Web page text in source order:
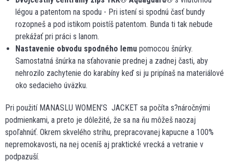
légou a patentom na spodu - Pri istení si spodnú časť bundy
rozopneš a pod istikom poistíš patentom. Bunda ti tak nebude
prekážať pri práci s lanom.
Nastavenie obvodu spodného lemu pomocou šnúrky.
Samostatná šnúrka na sťahovanie prednej a zadnej časti, aby
nehrozilo zachytenie do karabíny keď si ju pripínaš na materiálové
oko sedacieho úväzku.
Pri použití MANASLU WOMEN’S JACKET sa počíta s?náročnými
podmienkami, a preto je dôležité, že sa na ňu môžeš naozaj
spoľahnúť. Okrem skvelého strihu, prepracovanej kapucne a 100%
nepremokavosti, na nej oceníš aj praktické vrecká a vetranie v
podpazuší.